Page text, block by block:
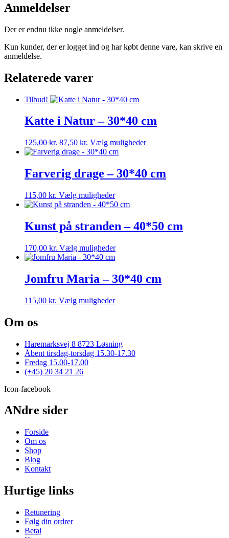
Anmeldelser
Der er endnu ikke nogle anmeldelser.
Kun kunder, der er logget ind og har købt denne vare, kan skrive en
anmeldelse.
Relaterede varer
Tilbud!
Katte i Natur – 30*40 cm
125,00kr. Den
oprindelige
var:
125,00 kr..
87,50 kr. Den
aktuelle
87,50 kr..
Vælg mulighederDette
flere
varianter.
varesiden
Farverig drage – 30*40 cm
115,00 kr. Vælg mulighederDette
vare
varianter.
kan
vælges
varesiden
Kunst på stranden – 40*50 cm
170,00 kr. Vælg mulighederDette
flere
varianter.
kan
Jomfru Maria – 30*40 cm
115,00 kr. Vælg mulighederDette
Mulighederne
kan
Om os
Haremarksvej 8 8723 Løsning
Åbent tirsdag-torsdag 15.30-17.30
Fredag 15.00-17.00
(+45) 20 34 21 26
Icon-facebook
ANdre sider
Forside
Om os
Shop
Blog
Kontakt
Hurtige links
Retunering
Følg din ordrer
Betal